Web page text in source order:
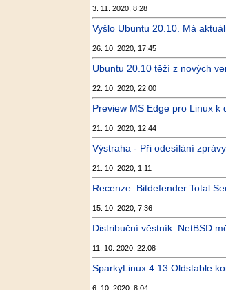
3. 11. 2020, 8:28
Vyšlo Ubuntu 20.10. Má
26. 10. 2020, 17:45
Ubuntu 20.10 těží z nových
22. 10. 2020, 22:00
Preview MS Edge pro Linux k
21. 10. 2020, 12:44
Výstraha - Při odesílání
21. 10. 2020, 1:11
Recenze: Bitdefender Total
15. 10. 2020, 7:36
Distribuční věstník: NetBSD
11. 10. 2020, 22:08
SparkyLinux 4.13 Oldstable
6. 10. 2020, 8:04